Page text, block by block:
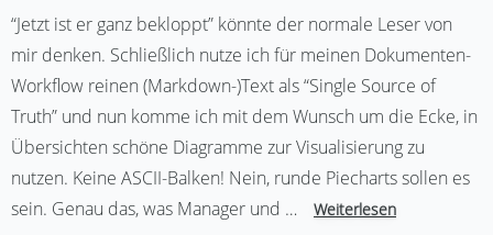
“Jetzt ist er ganz bekloppt” könnte der normale Leser von
mir denken. Schließlich nutze ich für meinen Dokumenten-
Workflow reinen (Markdown-)Text als “Single Source of
Truth” und nun komme ich mit dem Wunsch um die Ecke, in
Übersichten schöne Diagramme zur Visualisierung zu
nutzen. Keine ASCII-Balken! Nein, runde Piecharts sollen es
sein. Genau das, was Manager und …
Weiterlesen